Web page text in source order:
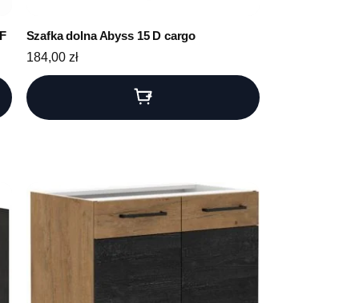
Szafka dolna Abyss 15 D cargo
184,00 zł